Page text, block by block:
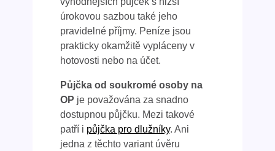
úrokovou sazbou také jeho
pravidelné příjmy. Peníze jsou
prakticky okamžitě vypláceny v
hotovosti nebo na účet.
Půjčka od soukromé osoby na
OP je považována za snadno
dostupnou půjčku. Mezi takové
patří i půjčka pro dlužníky. Ani
jedna z těchto variant úvěru